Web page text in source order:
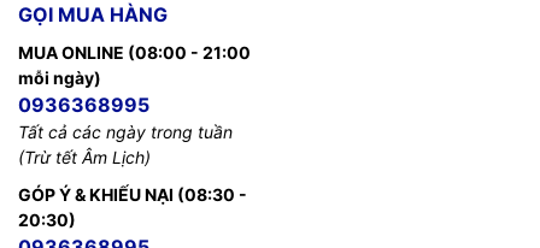
GỌI MUA HÀNG
MUA ONLINE (08:00 - 21:00
mỗi ngày)
0936368995
Tất cả các ngày trong tuần
(Trừ tết Âm Lịch)
GÓP Ý & KHIẾU NẠI (08:30 -
20:30)